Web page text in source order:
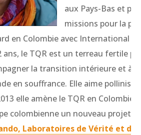
aux Pays-Bas et
missions pour la
en Colombie avec International
ans, le TQR est un terreau fertile
la transition intérieure et à
en souffrance. Elle aime
elle amène le TQR en Colombie,
colombienne un nouveau projet
Laboratoires de Vérité et de